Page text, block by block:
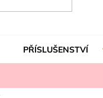
PŘÍSLUŠENSTVÍ